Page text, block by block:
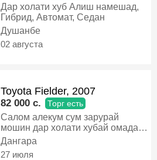
Дар холати хуб Алиш намешад,
Гибрид, Автомат, Седан
Душанбе
02 августа
Toyota Fielder, 2007
82 000 c. Торг есть
Салом алекум сум зарурай
мошин дар холати хубай омада
ай пеш бинен бо муомила дорай,
Бензин, Автомат, Универсал
Дангара
27 июля